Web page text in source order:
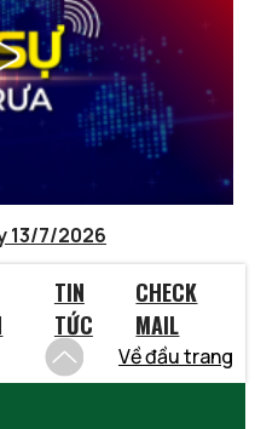
13/7/2026
TIN
TỨC
CHECK
MAIL
Về đầu trang